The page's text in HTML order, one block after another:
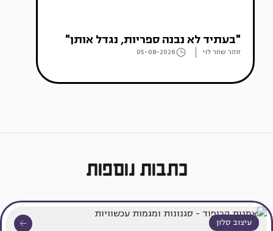
"בעתיד לא נבנה ספריות, נגדל אותן"
זוהר שחר לוי 05-08-2026
כתבות נוספות
עיצוב סלון